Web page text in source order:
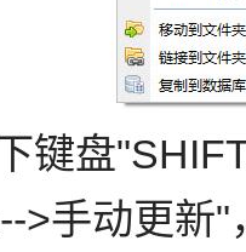
键盘
>手动更新